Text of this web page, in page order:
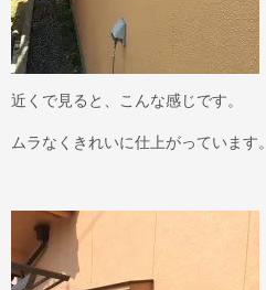
近くで見ると、こんな感じです。
ムラなくきれいに仕上がっています。